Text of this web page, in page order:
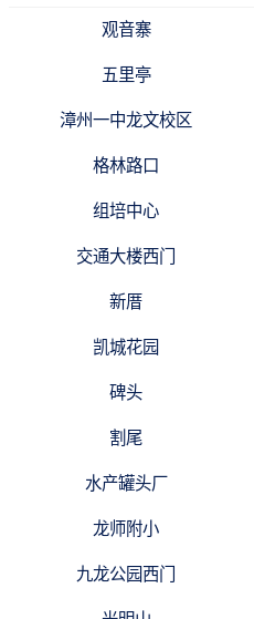
观音寨
五里亭
漳州一中龙文校区
格林路口
组培中心
交通大楼西门
新厝
凯城花园
碑头
割尾
水产罐头厂
龙师附小
九龙公园西门